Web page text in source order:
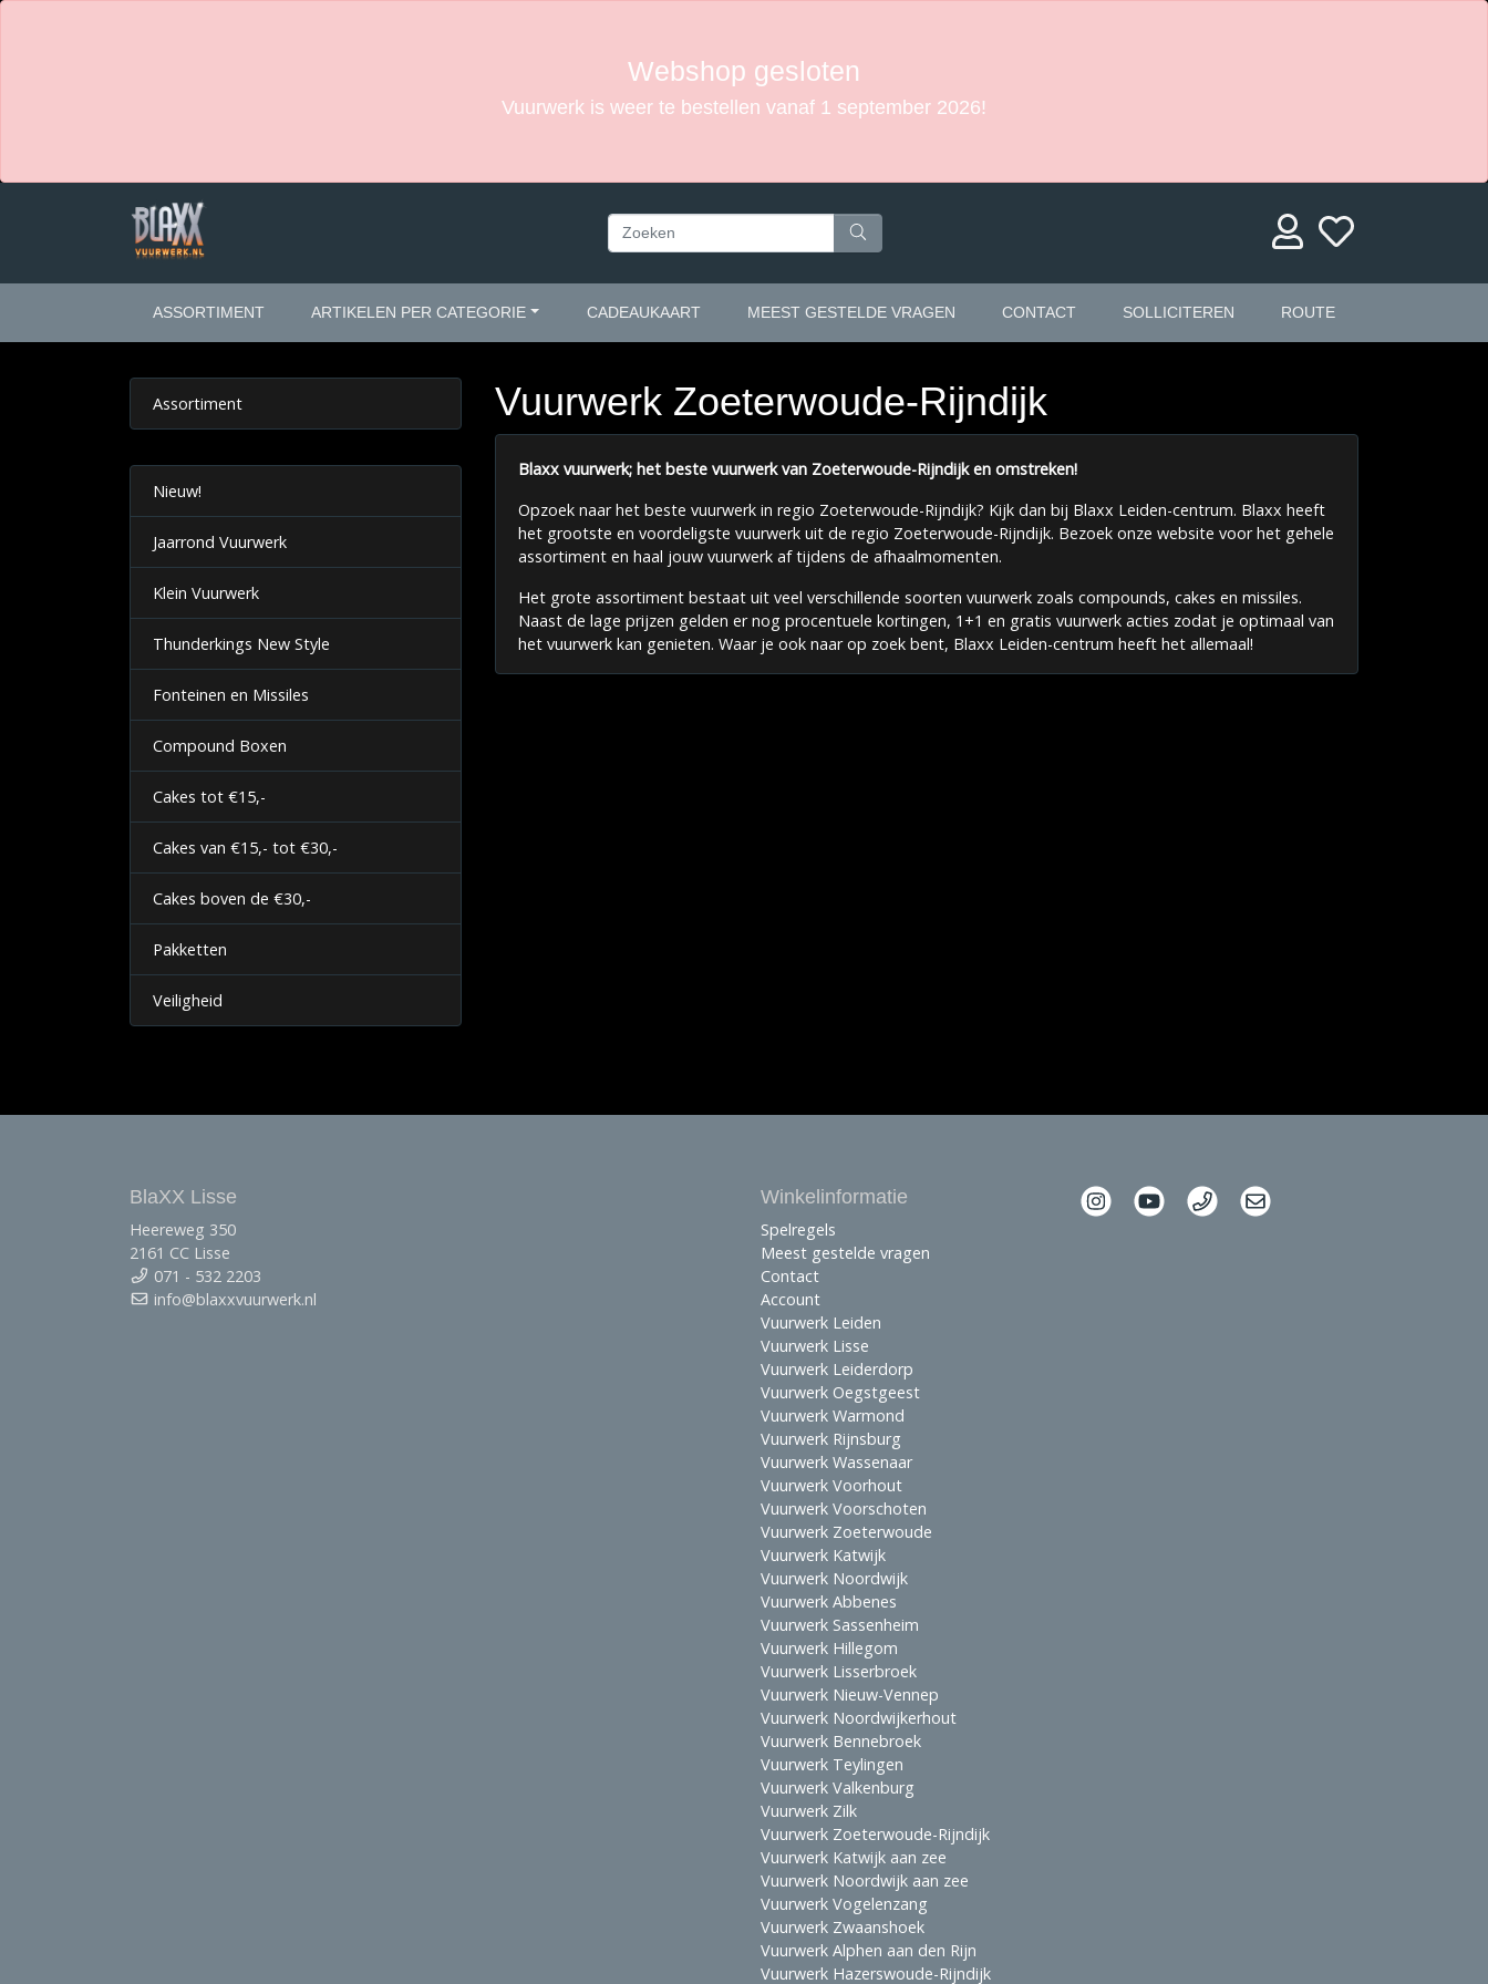
Webshop gesloten
Vuurwerk is weer te bestellen vanaf 1 september 2026!
ASSORTIMENT ARTIKELEN PER CATEGORIE CADEAUKAART MEEST GESTELDE VRAGEN CONTACT SOLLICITEREN ROUTE
Assortiment
Nieuw!
Jaarrond Vuurwerk
Klein Vuurwerk
Thunderkings New Style
Fonteinen en Missiles
Compound Boxen
Cakes tot €15,-
Cakes van €15,- tot €30,-
Cakes boven de €30,-
Pakketten
Veiligheid
Vuurwerk Zoeterwoude-Rijndijk
Blaxx vuurwerk; het beste vuurwerk van Zoeterwoude-Rijndijken omstreken!
Opzoek naar het beste vuurwerk in regio Zoeterwoude-Rijndijk? Kijk dan bij Blaxx Leiden-centrum. Blaxx heeft
het grootste en voordeligste vuurwerk uit de regio Zoeterwoude-Rijndijk. Bezoek onze website voor het gehele
assortiment en haal jouw vuurwerk af tijdens de afhaalmomenten.
Het grote assortiment bestaat uit veel verschillende soorten vuurwerk zoals compounds, cakes en missiles.
Naast de lage prijzen gelden er nog procentuele kortingen, 1+1 en gratis vuurwerk acties zodat je optimaal van
het vuurwerk kan genieten. Waar je ook naar op zoek bent, Blaxx Leiden-centrum heeft het allemaal!
BlaXX Lisse
Heereweg 350
2161 CC Lisse
071 - 532 2203
info@blaxxvuurwerk.nl
Winkelinformatie
Spelregels
Meest gestelde vragen
Contact
Account
Vuurwerk Leiden
Vuurwerk Lisse
Vuurwerk Leiderdorp
Vuurwerk Oegstgeest
Vuurwerk Warmond
Vuurwerk Rijnsburg
Vuurwerk Wassenaar
Vuurwerk Voorhout
Vuurwerk Voorschoten
Vuurwerk Zoeterwoude
Vuurwerk Katwijk
Vuurwerk Noordwijk
Vuurwerk Abbenes
Vuurwerk Sassenheim
Vuurwerk Hillegom
Vuurwerk Lisserbroek
Vuurwerk Nieuw-Vennep
Vuurwerk Noordwijkerhout
Vuurwerk Bennebroek
Vuurwerk Teylingen
Vuurwerk Valkenburg
Vuurwerk Zilk
Vuurwerk Zoeterwoude-Rijndijk
Vuurwerk Katwijk aan zee
Vuurwerk Noordwijk aan zee
Vuurwerk Vogelenzang
Vuurwerk Zwaanshoek
Vuurwerk Alphen aan den Rijn
Vuurwerk Hazerswoude-Rijndijk